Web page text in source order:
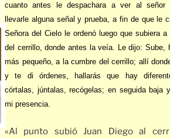
cuanto antes le despachara a ver al señor
llevarle alguna señal y prueba, a fin de que le
Señora del Cielo le ordenó luego que subiera a
del cerrillo, donde antes la veía. Le dijo: Sube,
más pequeño, a la cumbre del cerrillo; allí
y te di órdenes, hallarás que hay
córtalas, júntalas, recógelas; en seguida baja
mi presencia.
«Al punto subió Juan Diego al